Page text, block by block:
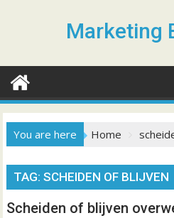
c
Marketing
You are here Home
TAG: SCHEIDEN OF BLIJVEN
Scheiden of blijven